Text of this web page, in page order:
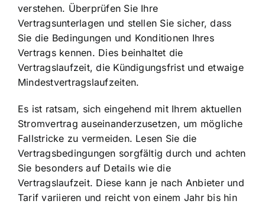
verstehen. Überprüfen Sie Ihre
Vertragsunterlagen und stellen Sie sicher, dass
Sie die Bedingungen und Konditionen Ihres
Vertrags kennen. Dies beinhaltet die
Vertragslaufzeit, die Kündigungsfrist und etwaige
Mindestvertragslaufzeiten.
Es ist ratsam, sich eingehend mit Ihrem aktuellen
Stromvertrag auseinanderzusetzen, um mögliche
Fallstricke zu vermeiden. Lesen Sie die
Vertragsbedingungen sorgfältig durch und achten
Sie besonders auf Details wie die
Vertragslaufzeit. Diese kann je nach Anbieter und
Tarif variieren und reicht von einem Jahr bis hin